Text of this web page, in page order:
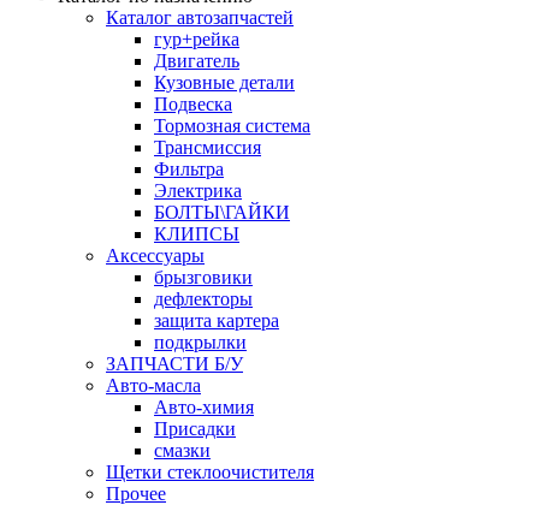
Каталог автозапчастей
гур+рейка
Двигатель
Кузовные детали
Подвеска
Тормозная система
Трансмиссия
Фильтра
Электрика
БОЛТЫ\ГАЙКИ
КЛИПСЫ
Аксессуары
брызговики
дефлекторы
защита картера
подкрылки
ЗАПЧАСТИ Б/У
Авто-масла
Авто-химия
Присадки
смазки
Щетки стеклоочистителя
Прочее